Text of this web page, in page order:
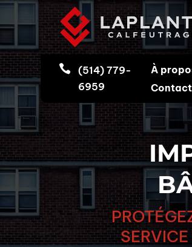

(514) 779-
6959
À
Contact